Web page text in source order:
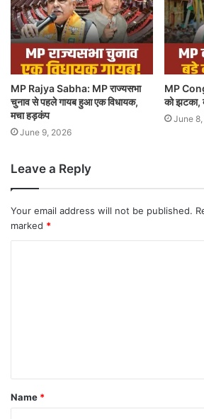
MP Rajya Sabha: MP राज्यसभा
चुनाव से पहले गायब हुआ एक विधायक,
मचा हड़कंप
June 9, 2026
MP
को झटका,
June
Leave a Reply
Your email address will not be published.
marked *
Name *